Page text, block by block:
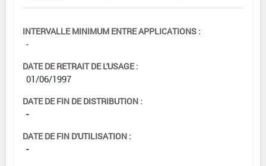
INTERVALLE MINIMUM ENTRE APPLICATIONS :
-
DATE DE RETRAIT DE L'USAGE :
01/06/1997
DATE DE FIN DE DISTRIBUTION :
-
DATE DE FIN D'UTILISATION :
-